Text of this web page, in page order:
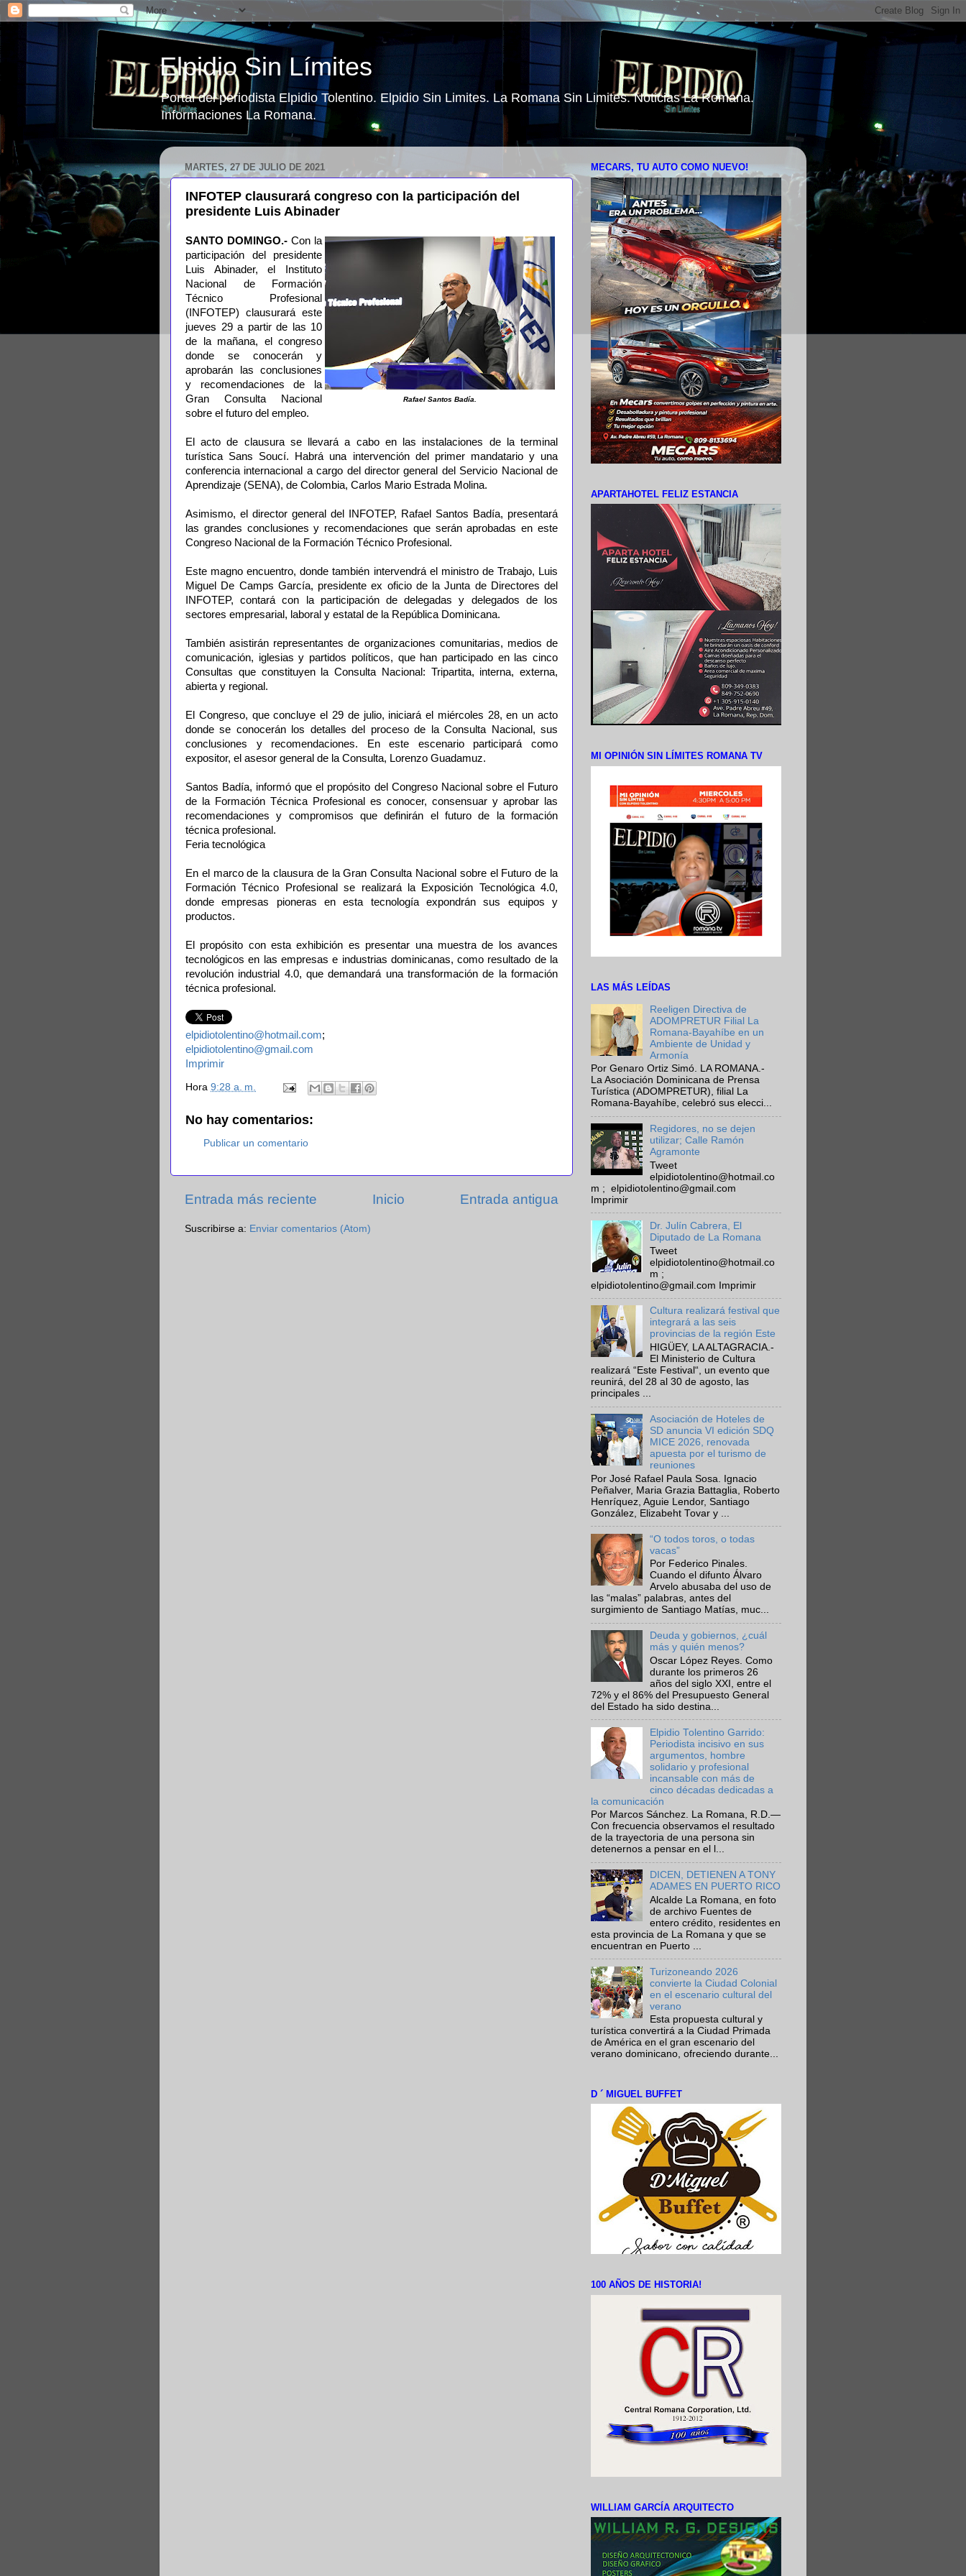
Elpidio Sin Límites
Portal del periodista Elpidio Tolentino. Elpidio Sin Limites. La Romana Sin Limites. Noticias La Romana.
Informaciones La Romana.
MARTES, 27 DE JULIO DE 2021
INFOTEP clausurará congreso con la participación del
presidente Luis Abinader
Rafael Santos Badía.
SANTO DOMINGO.- Con la
participación del presidente
Luis Abinader, el Instituto
Nacional de Formación
Técnico Profesional
(INFOTEP) clausurará este
jueves 29 a partir de las 10
de la mañana, el congreso
donde se conocerán y
aprobarán las conclusiones
y recomendaciones de la
Gran Consulta Nacional
sobre el futuro del empleo.
El acto de clausura se llevará a cabo en las instalaciones de la terminal
turística Sans Soucí. Habrá una intervención del primer mandatario y una
conferencia internacional a cargo del director general del Servicio Nacional de
Aprendizaje (SENA), de Colombia, Carlos Mario Estrada Molina.
Asimismo, el director general del INFOTEP, Rafael Santos Badía, presentará
las grandes conclusiones y recomendaciones que serán aprobadas en este
Congreso Nacional de la Formación Técnico Profesional.
Este magno encuentro, donde también intervendrá el ministro de Trabajo, Luis
Miguel De Camps García, presidente ex oficio de la Junta de Directores del
INFOTEP, contará con la participación de delegadas y delegados de los
sectores empresarial, laboral y estatal de la República Dominicana.
También asistirán representantes de organizaciones comunitarias, medios de
comunicación, iglesias y partidos políticos, que han participado en las cinco
Consultas que constituyen la Consulta Nacional: Tripartita, interna, externa,
abierta y regional.
El Congreso, que concluye el 29 de julio, iniciará el miércoles 28, en un acto
donde se conocerán los detalles del proceso de la Consulta Nacional, sus
conclusiones y recomendaciones. En este escenario participará como
expositor, el asesor general de la Consulta, Lorenzo Guadamuz.
Santos Badía, informó que el propósito del Congreso Nacional sobre el Futuro
de la Formación Técnica Profesional es conocer, consensuar y aprobar las
recomendaciones y compromisos que definirán el futuro de la formación
técnica profesional.
Feria tecnológica
En el marco de la clausura de la Gran Consulta Nacional sobre el Futuro de la
Formación Técnico Profesional se realizará la Exposición Tecnológica 4.0,
donde empresas pioneras en esta tecnología expondrán sus equipos y
productos.
El propósito con esta exhibición es presentar una muestra de los avances
tecnológicos en las empresas e industrias dominicanas, como resultado de la
revolución industrial 4.0, que demandará una transformación de la formación
técnica profesional.
elpidiotolentino@hotmail.com;
elpidiotolentino@gmail.com
Imprimir
Hora 9:28 a. m.
No hay comentarios:
Publicar un comentario
Entrada más reciente Entrada antigua
Inicio
Suscribirse a: Enviar comentarios (Atom)
MECARS, TU AUTO COMO NUEVO!
APARTAHOTEL FELIZ ESTANCIA
MI OPINIÓN SIN LÍMITES ROMANA TV
LAS MÁS LEÍDAS
Reeligen Directiva de
ADOMPRETUR Filial La
Romana-Bayahíbe en un
Ambiente de Unidad y
Armonía
Por Genaro Ortiz Simó. LA ROMANA.-
La Asociación Dominicana de Prensa
Turística (ADOMPRETUR), filial La
Romana-Bayahíbe, celebró sus elecci...
Regidores, no se dejen
utilizar; Calle Ramón
Agramonte
Tweet
elpidiotolentino@hotmail.co
m ; elpidiotolentino@gmail.com
Imprimir
Dr. Julín Cabrera, El
Diputado de La Romana
Tweet
elpidiotolentino@hotmail.co
m ;
elpidiotolentino@gmail.com Imprimir
Cultura realizará festival que
integrará a las seis
provincias de la región Este
HIGÜEY, LA ALTAGRACIA.-
El Ministerio de Cultura
realizará “Este Festival“, un evento que
reunirá, del 28 al 30 de agosto, las
principales ...
Asociación de Hoteles de
SD anuncia VI edición SDQ
MICE 2026, renovada
apuesta por el turismo de
reuniones
Por José Rafael Paula Sosa. Ignacio
Peñalver, Maria Grazia Battaglia, Roberto
Henríquez, Aguie Lendor, Santiago
González, Elizabeht Tovar y ...
“O todos toros, o todas
vacas”
Por Federico Pinales.
Cuando el difunto Álvaro
Arvelo abusaba del uso de
las “malas” palabras, antes del
surgimiento de Santiago Matías, muc...
Deuda y gobiernos, ¿cuál
más y quién menos?
Oscar López Reyes. Como
durante los primeros 26
años del siglo XXI, entre el
72% y el 86% del Presupuesto General
del Estado ha sido destina...
Elpidio Tolentino Garrido:
Periodista incisivo en sus
argumentos, hombre
solidario y profesional
incansable con más de
cinco décadas dedicadas a
la comunicación
Por Marcos Sánchez. La Romana, R.D.—
Con frecuencia observamos el resultado
de la trayectoria de una persona sin
detenernos a pensar en el l...
DICEN, DETIENEN A TONY
ADAMES EN PUERTO RICO
Alcalde La Romana, en foto
de archivo Fuentes de
entero crédito, residentes en
esta provincia de La Romana y que se
encuentran en Puerto ...
Turizoneando 2026
convierte la Ciudad Colonial
en el escenario cultural del
verano
Esta propuesta cultural y
turística convertirá a la Ciudad Primada
de América en el gran escenario del
verano dominicano, ofreciendo durante...
D ´ MIGUEL BUFFET
100 AÑOS DE HISTORIA!
WILLIAM GARCÍA ARQUITECTO